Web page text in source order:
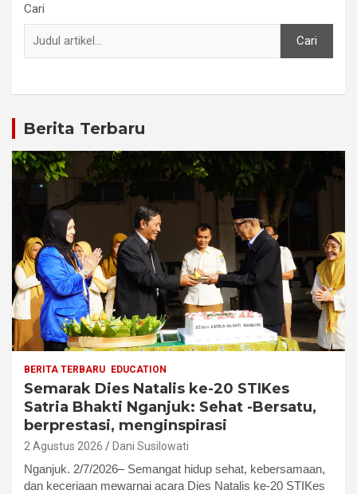
Cari
Cari
Berita Terbaru
BERITA TERBARU EDUCATION
Semarak Dies Natalis ke-20 STIKes
Satria Bhakti Nganjuk: Sehat -Bersatu,
berprestasi, menginspirasi
2 Agustus 2026 Dani Susilowati
Nganjuk. 2/7/2026– Semangat hidup sehat, kebersamaan,
dan keceriaan mewarnai acara Dies Natalis ke-20 STIKes